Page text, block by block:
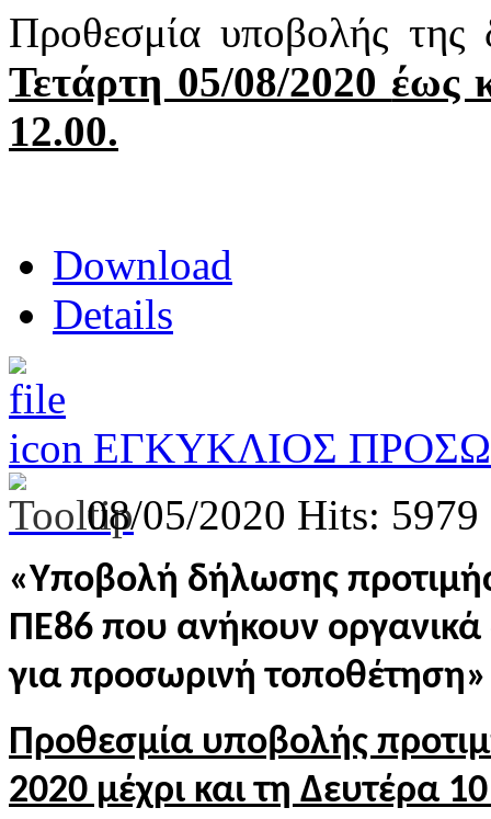
Προθεσμία υποβολής
Τετάρτη 05/08/2020 έως
12.00.
Download
Details
ΕΓΚΥΚΛΙΟΣ
08/05/2020 Hits: 5979
«Υποβολή δήλωσης
ΠΕ86 που ανήκουν
για προσωρινή τοποθέτηση»
Προθεσμία υποβολής
2020 μέχρι και τη Δευτέρα